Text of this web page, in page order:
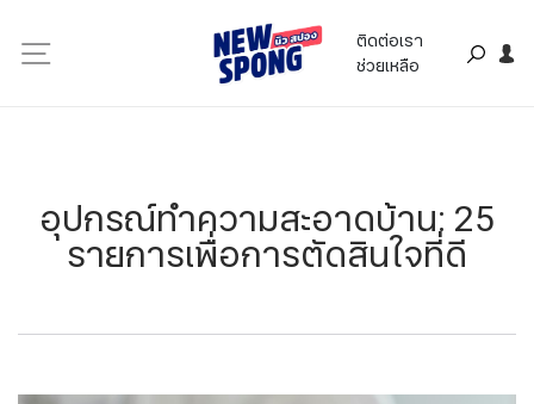
ติดต่อเรา
ช่วยเหลือ
อุปกรณ์ทำความสะอาดบ้าน: 25
รายการเพื่อการตัดสินใจที่ดี